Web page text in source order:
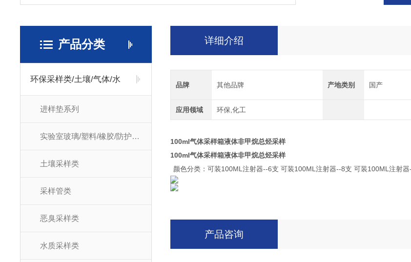
产品分类
环保采样类/土壤/气体/水
进样垫系列
实验室玻璃/塑料/橡胶/防护耗材
土壤采样类
采样管类
恶臭采样类
水质采样类
详细介绍
品牌 其他品牌 产地类别 国产
应用领域 环保,化工
100ml气体采样箱液体非甲烷总烃采样
100ml气体采样箱液体非甲烷总烃采样
颜色分类：可装100ML注射器--6支 可装100ML注射器--8支 可装100ML注射
产品咨询